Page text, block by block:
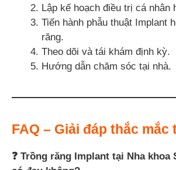
Lập kế hoạch điều trị cá nhân
Tiến hành phẫu thuật Implant
răng.
Theo dõi và tái khám định kỳ.
Hướng dẫn chăm sóc tại nhà.
FAQ – Giải đáp thắc
❓ Trồng răng Implant tại Nha khoa